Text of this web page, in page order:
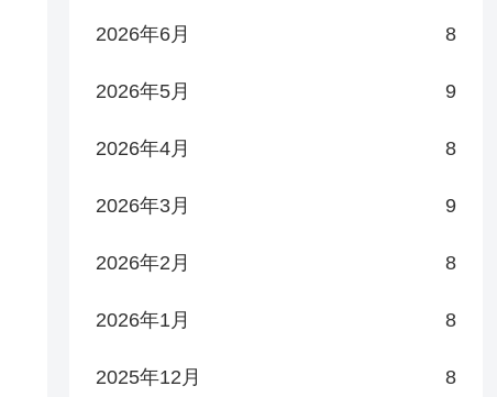
2026年6月 8
2026年5月 9
2026年4月 8
2026年3月 9
2026年2月 8
2026年1月 8
2025年12月 8